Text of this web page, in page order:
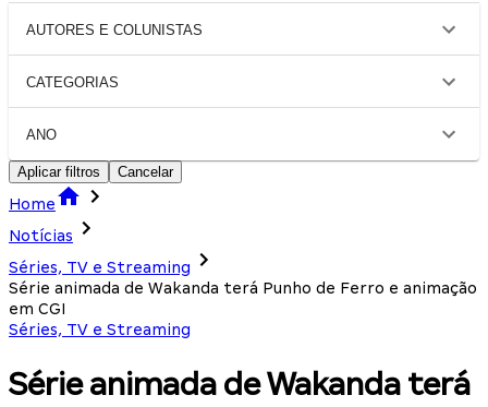
AUTORES E COLUNISTAS
CATEGORIAS
ANO
Aplicar filtros Cancelar
Home
Notícias
Séries, TV e Streaming
Série animada de Wakanda terá Punho de Ferro e animação
em CGI
Séries, TV e Streaming
Série animada de Wakanda terá